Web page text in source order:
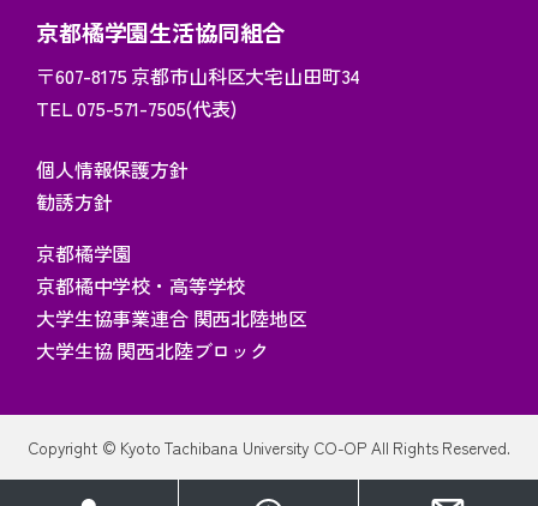
京都橘学園生活協同組合
〒607-8175京都市山科区大宅山田町34
TEL 075-571-7505(代表)
個人情報保護方針
勧誘方針
京都橘学園
京都橘中学校・高等学校
大学生協事業連合 関西北陸地区
大学生協 関西北陸ブロック
Copyright © Kyoto Tachibana University CO-OP All Rights Reserved.